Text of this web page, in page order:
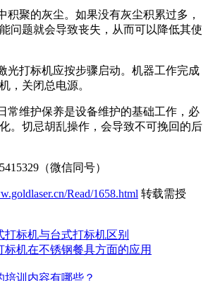
积聚的灰尘。如果没有灰尘积累过多，
问题就会导致丧失，从而可以降低其使
光打标机应按步骤启动。机器工作完成
，关闭总电源。
常维护保养是设备维护的基础工作，必
。切忌胡乱操作，会导致不可挽回的后
（微信同号）
Read/1658.html 转载需授
打标机与台式打标机区别
标机在不锈钢餐具方面的应用